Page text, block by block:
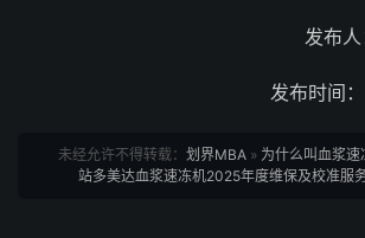
发布人
发布时间：
未经允许不得转载： 划界MBA» 为什么叫血浆
站多美达血浆速冻机2025年度维保及校准服